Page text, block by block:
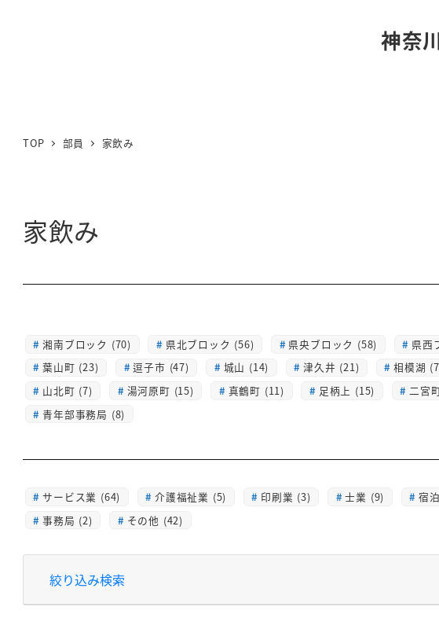
神奈
TOP 部員 家飲み
家飲み
湘南ブロック (70) 県北ブロック (56) 県央ブロック (58) 県西
葉山町 (23)
逗子市 (47) 城山 (14) 津久井 (21) 相模湖
山北町 (7)
湯河原町 (15) 真鶴町 (11) 足柄上 (15) 二宮
青年部事務局 (8)
サービス業 (64) 介護福祉業 (5) 印刷業 (3) 士業 (9) 宿
事務局 (2)
その他 (42)
絞り込み検索